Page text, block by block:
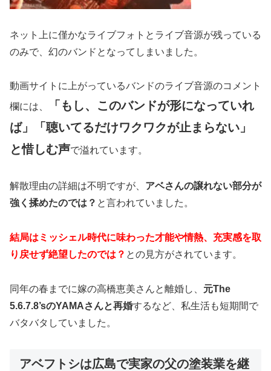
ネット上に僅かなライブフォトとライブ音源が残っている
のみで、幻のバンドとなってしまいました。
動画サイトに上がっているバンドのライブ音源のコメント
欄には、
「もし、このバンドが形になっていれ
ば」「聴いてるだけワクワクが止まらない」
と惜しむ声で溢れています。
解散理由の詳細は不明ですが、 アベさんの譲れない部分が
強く揉めたのでは？ と言われていました。
結局はミッシェル時代に味わった才能や情熱、充実感を取
り戻せず絶望したのでは？ との見方がされています。
同年の春までに嫁の高橋恵美さんと離婚し、 元The
5.6.7.8’sのYAMAさんと再婚するなど、私生活も短期間で
バタバタしていました。
アベフトシは広島で実家の父の塗装業を継